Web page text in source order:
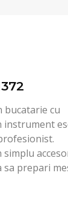
cu
instrument
sa prepari